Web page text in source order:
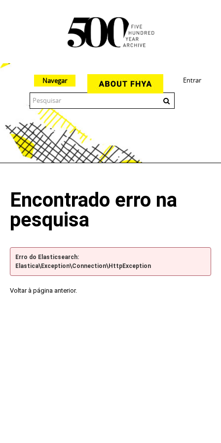
Entrar
Navegar
Encontrado erro na
pesquisa
Erro do Elasticsearch:
Elastica\Exception\Connection\HttpException
Voltar à página anterior.